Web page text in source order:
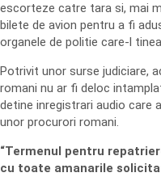
escorteze catre tara si, mai
bilete de avion pentru a fi
organele de politie care-l
Potrivit unor surse judiciare,
romani nu ar fi deloc
detine inregistrari audio care
unor procurori romani.
“Termenul pentru
cu toate amanarile